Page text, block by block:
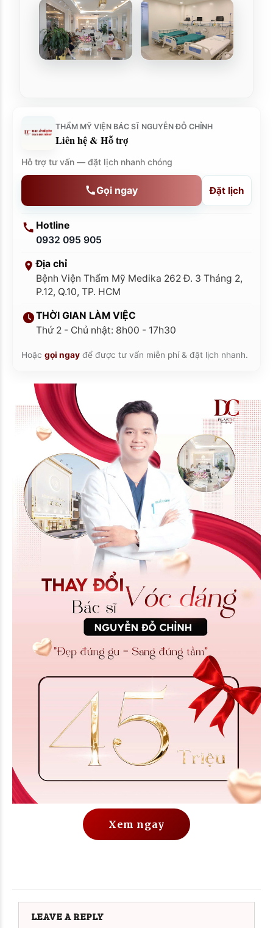
THẨM MỸ VIỆN BÁC SĨ NGUYỄN ĐỖ CHỈNH
Liên hệ & Hỗ trợ
Hỗ trợ tư vấn — đặt lịch nhanh chóng
Gọi ngay Đặt lịch
Hotline
0932 095 905
Địa chỉ
Bệnh Viện Thẩm Mỹ Medika 262 Đ. 3 Tháng 2,
P.12, Q.10, TP. HCM
THỜI GIAN LÀM VIỆC
Thứ 2 - Chủ nhật: 8h00 - 17h30
Hoặc gọi ngay để được tư vấn miễn phí & đặt lịch nhanh.
Xem ngay
LEAVE A REPLY